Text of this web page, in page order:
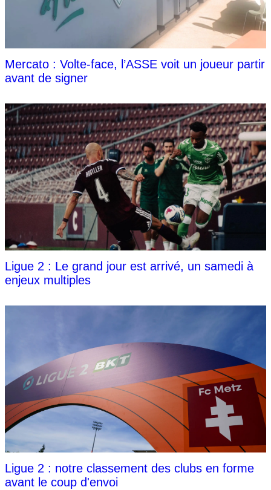
Mercato : Volte-face, l’ASSE voit un joueur partir
avant de signer
Ligue 2 : Le grand jour est arrivé, un samedi à
enjeux multiples
Ligue 2 : notre classement des clubs en forme
avant le coup d'envoi